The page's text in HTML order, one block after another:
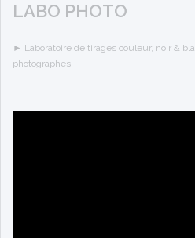
LABO PHOTO
► Laboratoire de tirages couleur, noir &
photographes